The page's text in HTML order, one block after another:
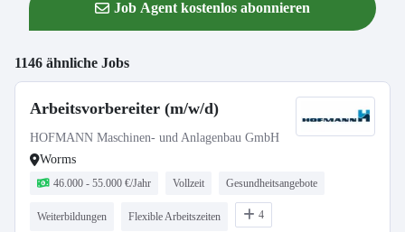
Job Agent kostenlos abonnieren
1146 ähnliche Jobs
Arbeitsvorbereiter (m/w/d)
HOFMANN Maschinen- und Anlagenbau GmbH
Worms
46.000 - 55.000 €/Jahr Vollzeit Gesundheitsangebote
Weiterbildungen Flexible Arbeitszeiten 4